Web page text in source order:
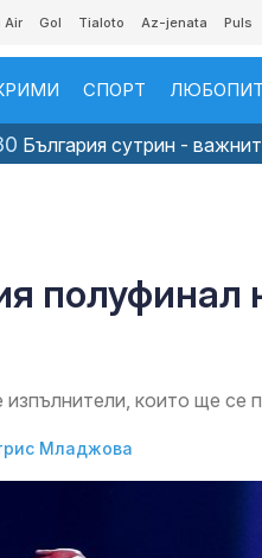
Air Gol Tialoto Az-jenata Puls
СПОРТ
България сутрин -
полуфинал
които ще се
Младжова